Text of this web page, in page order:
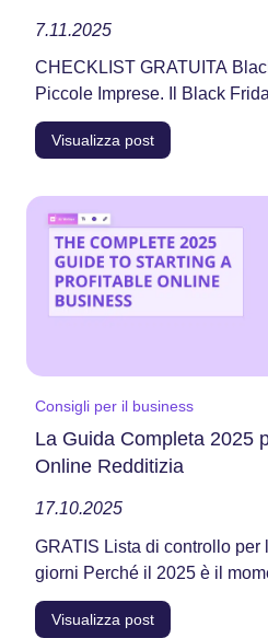
7.11.2025
CHECKLIST GRATUITA
Piccole Imprese. Il Black
solo giorno...
Visualizza post
Consigli per il business
La Guida Completa 2025
Online Redditizia
17.10.2025
GRATIS Lista di controllo
giorni Perché il 2025 è il
avviare un...
Visualizza post